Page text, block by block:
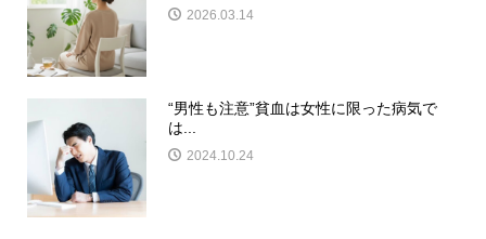
2026.03.14
“男性も注意”貧血は女性に限った病気で
は...
2024.10.24